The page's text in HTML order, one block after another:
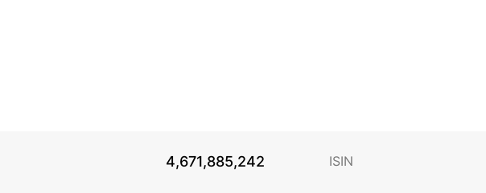
4,671,885,242 ISIN